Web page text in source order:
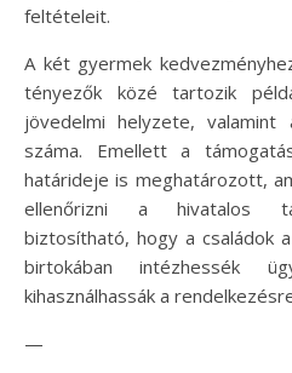
feltételeit.
A két gyermek
tényezők közé tartozik
jövedelmi helyzete,
száma. Emellett a
határideje is meghatározott,
ellenőrizni a hivatalos
biztosítható, hogy a családok
birtokában intézhessék
kihasználhassák a
—